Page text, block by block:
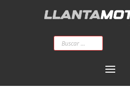
Búsqueda
productos